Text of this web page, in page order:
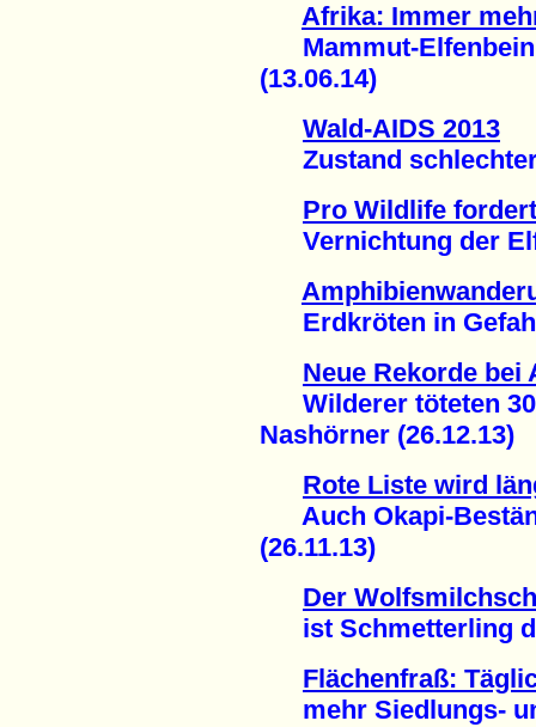
Afrika: Immer
Mammut-Elfenbein
(13.06.14)
Wald-AIDS 2013
Zustand schlechter
Pro Wildlife
Vernichtung der
Erdkröten in
Neue Rekorde bei
Wilderer töteten
Nashörner (26.12.13)
Rote Liste wird
Auch Okapi-
(26.11.13)
Der
ist Schmetterling
Flächenfraß:
mehr Siedlungs-